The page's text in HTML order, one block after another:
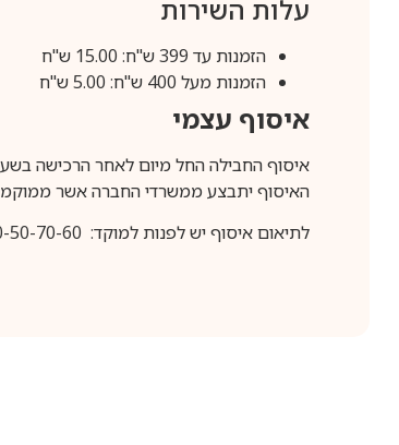
עלות השירות
הזמנות עד 399 ש"ח: 15.00 ש"ח
הזמנות מעל 400 ש"ח: 5.00 ש"ח
איסוף עצמי
איסוף החבילה החל מיום לאחר הרכישה בשעה 12:00 ובתיאום מראש
האיסוף יתבצע ממשרדי החברה אשר ממוקמים
לתיאום איסוף יש לפנות למוקד: 1700-50-70-60